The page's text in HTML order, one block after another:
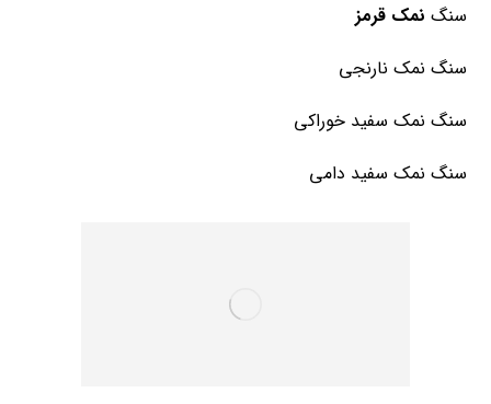
سنگ نمک قرمز
سنگ نمک نارنجی
سنگ نمک سفید خوراکی
سنگ نمک سفید دامی